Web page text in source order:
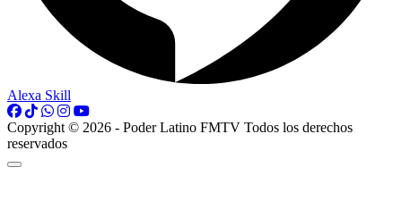
Alexa Skill
Copyright © 2026 - Poder Latino FMTV Todos los derechos
reservados